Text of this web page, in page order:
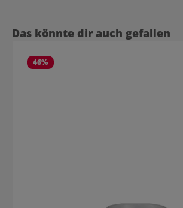
Produktgalerie überspringen
Das könnte dir auch gefallen
46%